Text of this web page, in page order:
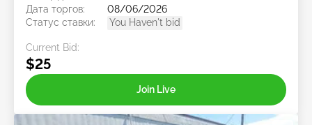
Дата торгов:
08/06/2026
Статус ставки:
You Haven't bid
Current Bid:
$25
Join Live